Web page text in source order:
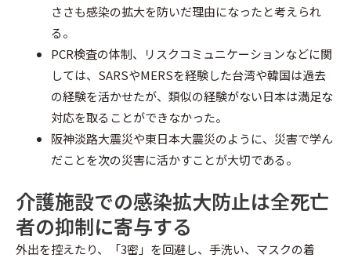
ささも感染の拡大を防いだ理由になったと考えられ
る。
PCR検査の体制、リスクコミュニケーションなどに関
しては、SARSやMERSを経験した台湾や韓国は過去
の経験を活かせたが、類似の経験がない日本は満足な
対応を取ることができなかった。
阪神淡路大震災や東日本大震災のように、災害で学ん
だことを次の災害に活かすことが大切である。
介護施設での感染拡大防止は全死亡
者の抑制に寄与する
外出を控えたり、「3密」を回避し、手洗い、マスクの着